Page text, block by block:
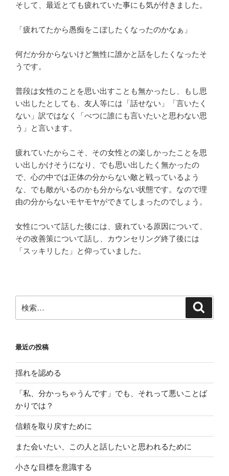
そして、最近とても疲れていた事にも気が付きました。
「疲れてたから愚痴をこぼしたくなったのかなぁ」
何だか分からないけど無性に誰かと話をしたくなったそ
うです。
普段は女性のことを思い出すことも無かったし、もし思
い出したとしても、友人等には「話せない」「言いたく
ない」訳ではなく「べつに誰にも言いたいと思わない思
う」と言います。
疲れていたからこそ、その女性との楽しかったことを思
い出しかけそうになり、でも思い出したく無かったの
で、心の中では正体の分からない敵と戦っているよう
な、でも敵がいるのかも分からない状態です。なので理
由の分からないモヤモヤができてしまったのでしょう。
女性について話した後には、疲れている原因について、
その改善策について話し、カウンセリング終了後には
「スッキリした」と仰っていました。
索:
最近の投稿
揺れを認める
「私、分かっちゃうんです」でも、それって悪いことば
かりでは？
信頼を取り戻すために
また会いたい、この人と話したいと思われるために
小さな目標を意識する